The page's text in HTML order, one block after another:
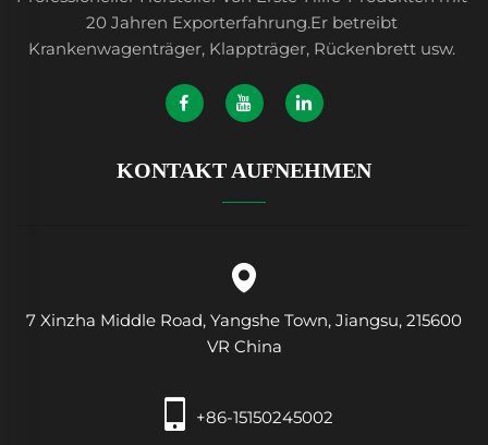
20 Jahren Exporterfahrung.Er betreibt
Krankenwagenträger, Klappträger, Rückenbrett usw.
KONTAKT AUFNEHMEN
7 Xinzha Middle Road, Yangshe Town, Jiangsu, 215600
VR China
+86-15150245002